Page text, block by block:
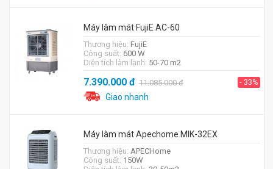
Máy làm mát FujiE AC-60
Thương hiệu: FujiE
Công suất: 600 W
Diện tích làm lạnh: 50-70 m2
7.390.000đ 11.085.000đ - 33%
Giao nhanh
Máy làm mát Apechome MIK-32EX
Thương hiệu: APECHome
Công suất: 150W